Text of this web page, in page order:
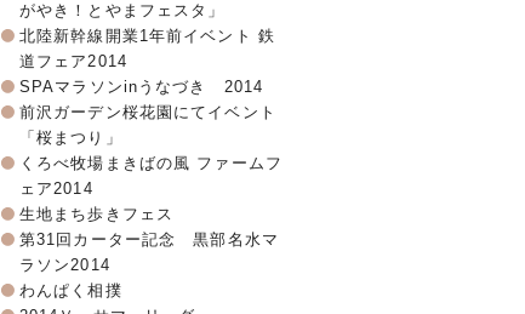
がやき！とやまフェスタ」
北陸新幹線開業1年前イベント 鉄
道フェア2014
SPAマラソンinうなづき 2014
前沢ガーデン桜花園にてイベント
「桜まつり」
くろべ牧場まきばの風 ファームフ
ェア2014
生地まち歩きフェス
第31回カーター記念 黒部名水マ
ラソン2014
わんぱく相撲